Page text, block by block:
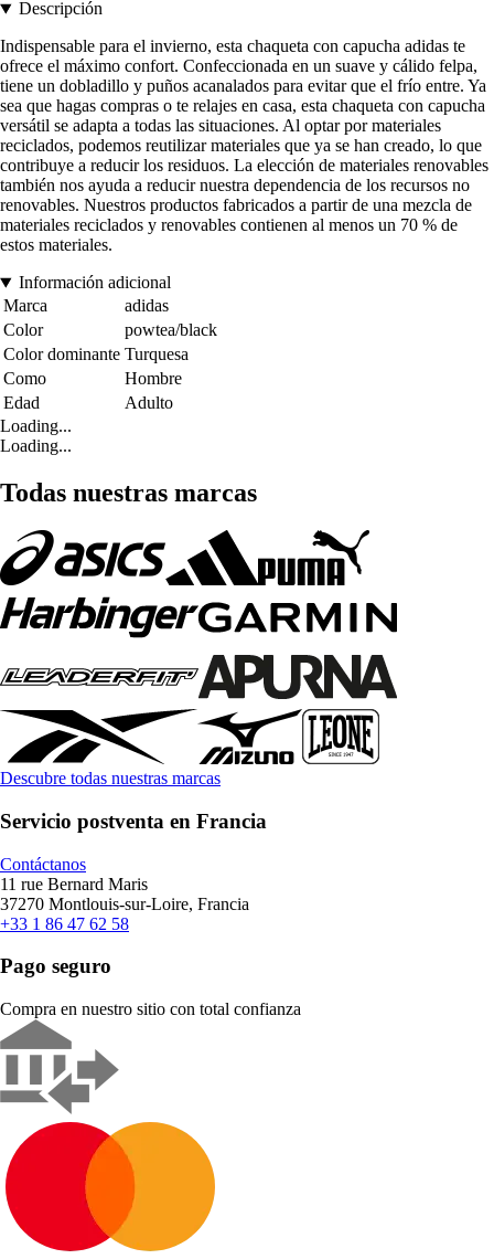
Descripción
Indispensable para el invierno, esta chaqueta con capucha adidas te
ofrece el máximo confort. Confeccionada en un suave y cálido felpa,
tiene un dobladillo y puños acanalados para evitar que el frío entre. Ya
sea que hagas compras o te relajes en casa, esta chaqueta con capucha
versátil se adapta a todas las situaciones. Al optar por materiales
reciclados, podemos reutilizar materiales que ya se han creado, lo que
contribuye a reducir los residuos. La elección de materiales renovables
también nos ayuda a reducir nuestra dependencia de los recursos no
renovables. Nuestros productos fabricados a partir de una mezcla de
materiales reciclados y renovables contienen al menos un 70 % de
estos materiales.
Información adicional
Marca
adidas
Color
powtea/black
Color dominante Turquesa
Como
Hombre
Edad
Adulto
Loading...
Loading...
Todas nuestras marcas
Descubre todas nuestras marcas
Servicio postventa en Francia
Contáctanos
11 rue Bernard Maris
37270 Montlouis-sur-Loire, Francia
+33 1 86 47 62 58
Pago seguro
Compra en nuestro sitio con total confianza